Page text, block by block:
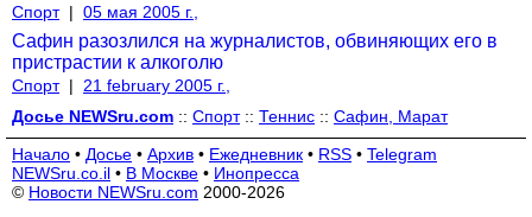
Спорт | 05 мая 2005 г.,
Сафин разозлился на журналистов, обвиняющих его в
пристрастии к алкоголю
Спорт |
21 february 2005 г.,
Досье NEWSru.com :: Спорт:: Теннис :: Сафин, Марат
Начало • Досье • Архив • Ежедневник • RSS • Telegram
NEWSru.co.il • В Москве • Инопресса
© Новости NEWSru.com 2000-2026